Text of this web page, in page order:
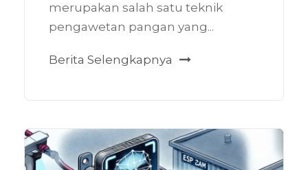
merupakan salah satu teknik
pengawetan pangan yang...
Berita Selengkapnya